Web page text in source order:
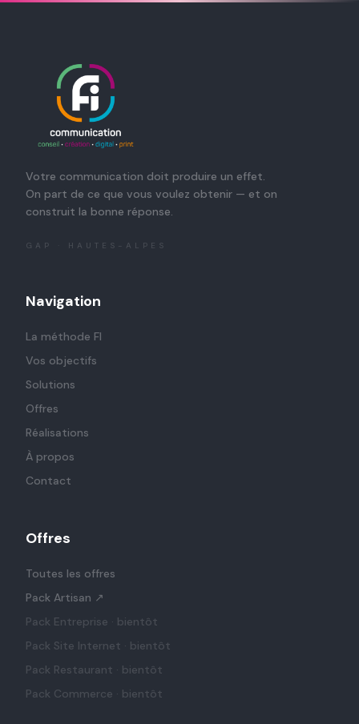
Votre communication doit produire un effet.
On part de ce que vous voulez obtenir — et on
construit la bonne réponse.
GAP · HAUTES-ALPES
Navigation
La méthode FI
Vos objectifs
Solutions
Offres
Réalisations
À propos
Contact
Offres
Toutes les offres
Pack Artisan ↗
Pack Entreprise · bientôt
Pack Site Internet · bientôt
Pack Restaurant · bientôt
Pack Commerce · bientôt